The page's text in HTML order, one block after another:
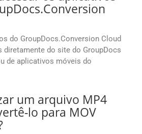
do GroupDocs.Conversion Cloud
diretamente do site do GroupDocs
de aplicativos móveis do
um arquivo MP4
lo para MOV